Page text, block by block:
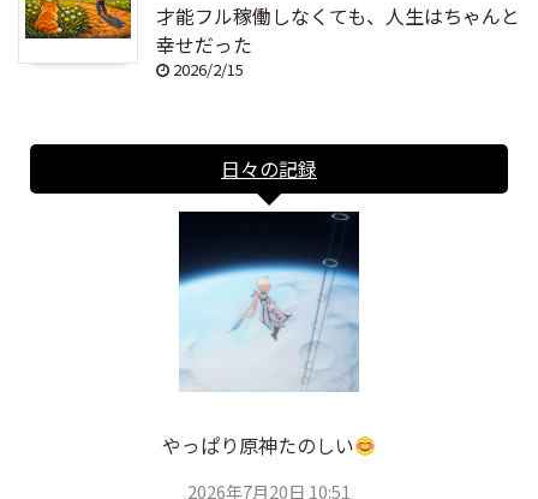
才能フル稼働しなくても、人生はちゃんと
幸せだった
2026/2/15
日々の記録
やっぱり原神たのしい
2026年7月20日 10:51